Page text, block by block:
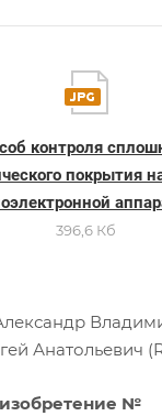
контроля
покрытия
396,6 Кб
Анатольевич
изобретение №